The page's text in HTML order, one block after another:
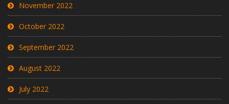
November 2022
October 2022
September 2022
August 2022
July 2022